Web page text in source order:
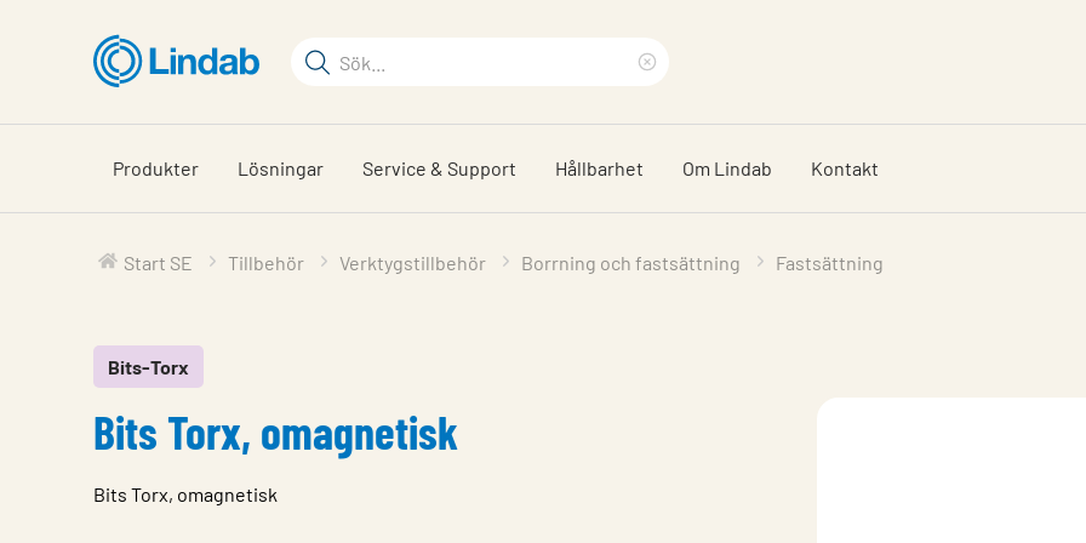
huvudinnehållet
Sökord
på
sajten
sökfras
Produkter Lösningar Service & Support Hållbarhet Om Lindab Kontakt
Start SE Tillbehör Verktygstillbehör Borrning och fastsättning Fastsättning
Bits-Torx
Bits Torx, omagnetisk
Bits Torx, omagnetisk